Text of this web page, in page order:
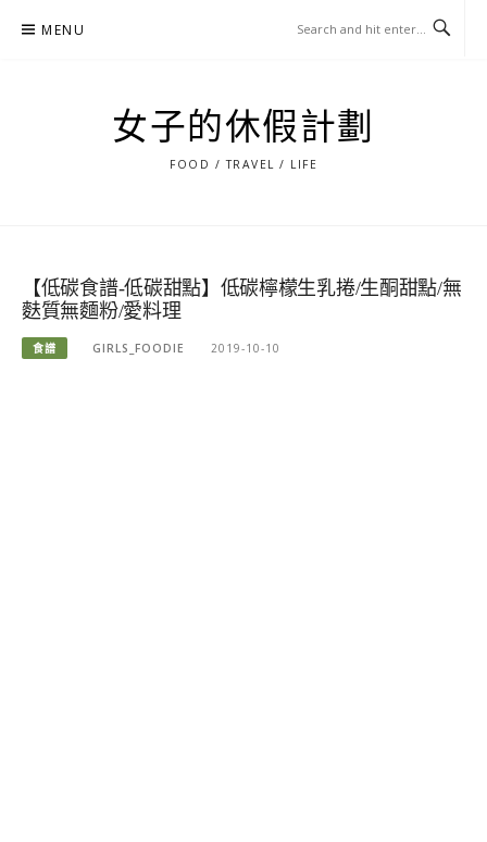
MENU
女子的休假計劃
FOOD / TRAVEL / LIFE
【低碳食譜-低碳甜點】低碳檸檬生乳捲/生酮甜點/無
麩質無麵粉/愛料理
食譜 GIRLS_FOODIE 2019-10-10